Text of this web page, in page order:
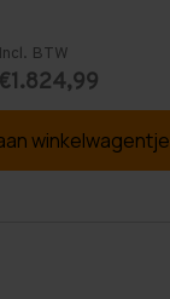
Incl. BTW
€1.824,99
winkelwagentje